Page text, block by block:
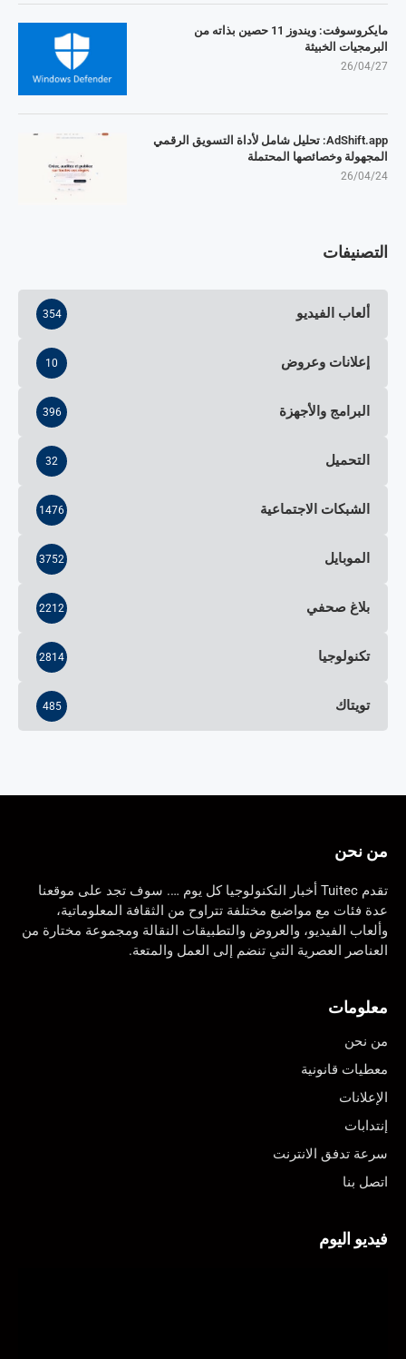
مايكروسوفت: ويندوز 11 حصين بذاته من
البرمجيات الخبيثة
26/04/27
AdShift.app: تحليل شامل لأداة التسويق الرقمي
المجهولة وخصائصها المحتملة
26/04/24
التصنيفات
ألعاب الفيديو 354
إعلانات وعروض 10
البرامج والأجهزة 396
التحميل 32
الشبكات الاجتماعية 1476
الموبايل 3752
بلاغ صحفي 2212
تكنولوجيا 2814
تويتاك 485
من نحن
تقدم Tuitec أخبار التكنولوجيا كل يوم …. سوف تجد على موقعنا
عدة فئات مع مواضيع مختلفة تتراوح من الثقافة المعلوماتية،
وألعاب الفيديو، والعروض والتطبيقات النقالة ومجموعة مختارة من
العناصر العصرية التي تنضم إلى العمل والمتعة.
معلومات
من نحن
معطيات قانونية
الإعلانات
إنتدابات
سرعة تدفق الانترنت
اتصل بنا
فيديو اليوم